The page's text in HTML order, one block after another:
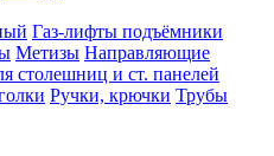
Газ-лифты подъёмники
Метизы Направляющие
столешниц и ст. панелей
Ручки, крючки Трубы